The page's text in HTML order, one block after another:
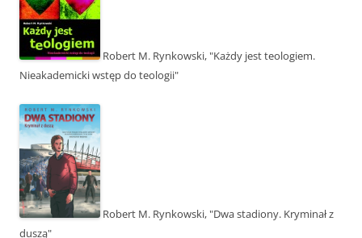
Robert M. Rynkowski, "Każdy jest teologiem.
Nieakademicki wstęp do teologii"
Robert M. Rynkowski, "Dwa stadiony. Kryminał z
duszą"